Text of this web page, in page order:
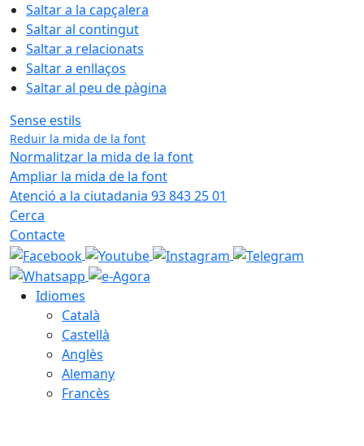
Saltar a la capçalera
Saltar al contingut
Saltar a relacionats
Saltar a enllaços
Saltar al peu de pàgina
Sense estils
Reduir la mida de la font
Normalitzar la mida de la font
Ampliar la mida de la font
Atenció a la ciutadania 93 843 25 01
Cerca
Contacte
Idiomes
Català
Castellà
Anglès
Alemany
Francès